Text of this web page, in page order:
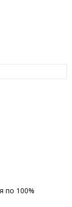
по 100%